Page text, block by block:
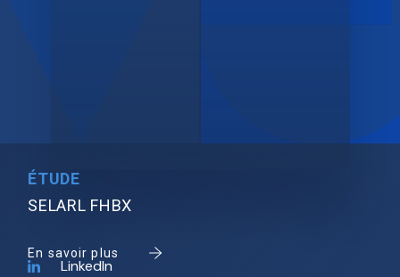
ÉTUDE
SELARL FHBX
En savoir plus
LinkedIn